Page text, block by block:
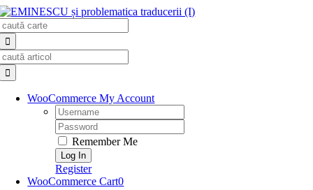
Skip
to
content
WooCommerce My Account
Username:
Password:
Remember Me
Register
WooCommerce Cart0